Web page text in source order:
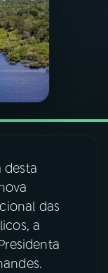
desta
das
a